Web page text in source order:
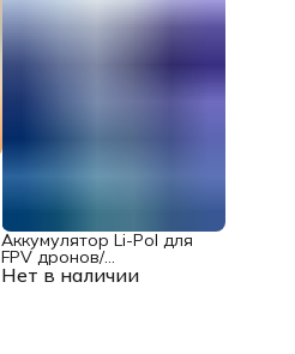
Нет в наличии
Аккумулятор Li-Pol для
FPV дронов/
квадрокоптеров 23,1 В,